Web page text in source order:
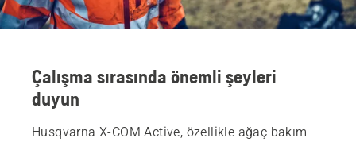
Çalışma sırasında önemli şeyleri
duyun
Husqvarna X-COM Active, özellikle ağaç bakım